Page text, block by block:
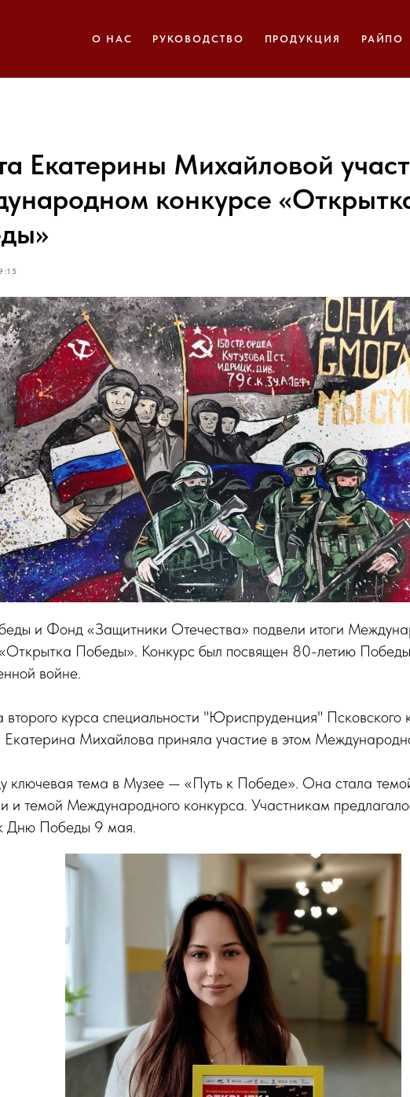
О НАС РУКОВОДСТВО ПРОДУКЦИЯ РАЙПО
Екатерины Михайловой
конкурсе
и Фонд «Защитники Отечества» подвели итоги
Победы». Конкурс был посвящен 80-летию
войне.
второго курса специальности "Юриспруденция" Псковского
Екатерина Михайлова приняла участие в этом
ключевая тема в Музее — «Путь к Победе». Она стала
и темой Международного конкурса. Участникам
Дню Победы 9 мая.